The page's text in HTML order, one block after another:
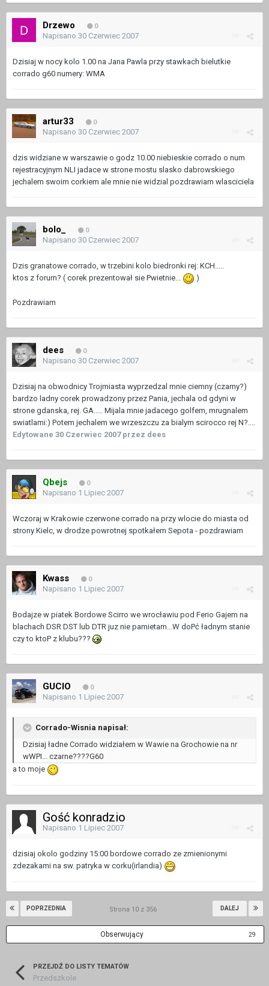
Drzewo 0
Napisano 30 Czerwiec 2007
Dzisiaj w nocy kolo 1.00 na Jana Pawla przy stawkach bielutkie
corrado g60 numery: WMA
artur33 0
Napisano 30 Czerwiec 2007
dzis widziane w warszawie o godz 10.00 niebieskie corrado o num
rejestracyjnym NLI jadace w strone mostu slasko dabrowskiego
jechalem swoim corkiem ale mnie nie widzial pozdrawiam wlasciciela
bolo_ 0
Napisano 30 Czerwiec 2007
Dzis granatowe corrado, w trzebini kolo biedronki rej: KCH.....
ktos z forum? ( corek prezentował sie Pwietnie...
)
Pozdrawiam
dees 0
Napisano 30 Czerwiec 2007
Dzisiaj na obwodnicy Trojmiasta wyprzedzal mnie ciemny (czarny?)
bardzo ladny corek prowadzony przez Pania, jechala od gdyni w
strone gdanska, rej. GA..... Mijala mnie jadacego golfem, mrugnalem
swiatlami:) Potem jechalem we wrzeszczu za bialym scirocco rej N?....
Edytowane 30 Czerwiec 2007przez dees
Qbejs 0
Napisano 1 Lipiec 2007
Wczoraj w Krakowie czerwone corrado na przy wlocie do miasta od
strony Kielc, w drodze powrotnej spotkałem Sepota - pozdrawiam
Kwass 0
Napisano 1 Lipiec 2007
Bodajze w piatek Bordowe Scirro we wrocławiu pod Ferio Gajem na
blachach DSR DST lub DTR juz nie pamietam...W doPć ładnym stanie
czy to ktoP z klubu???
GUCIO 0
Napisano 1 Lipiec 2007
Corrado-Wisnia napisał:
Dzisiaj ładne Corrado widziałem w Wawie na Grochowie na nr
wWPI... czarne????G60
a to moje
Gość konradzio
Napisano 1 Lipiec 2007
dzisiaj okolo godziny 15:00 bordowe corrado ze zmienionymi
zdezakami na sw. patryka w corku(irlandia)
POPRZEDNIA DALEJ
Strona 10 z 356
Obserwujący 29
PRZEJDŹ DO LISTY TEMATÓW
Przedszkole